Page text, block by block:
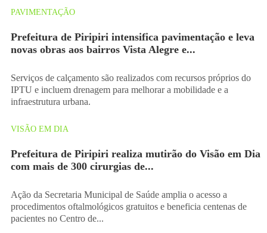
PAVIMENTAÇÃO
Prefeitura de Piripiri intensifica pavimentação e leva
novas obras aos bairros Vista Alegre e...
Serviços de calçamento são realizados com recursos próprios do
IPTU e incluem drenagem para melhorar a mobilidade e a
infraestrutura urbana.
VISÃO EM DIA
Prefeitura de Piripiri realiza mutirão do Visão em Dia
com mais de 300 cirurgias de...
Ação da Secretaria Municipal de Saúde amplia o acesso a
procedimentos oftalmológicos gratuitos e beneficia centenas de
pacientes no Centro de...